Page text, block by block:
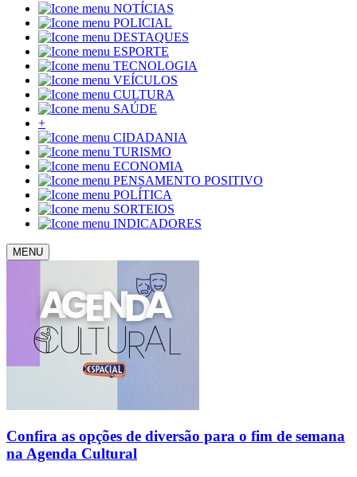
NOTÍCIAS
POLICIAL
DESTAQUES
ESPORTE
TECNOLOGIA
VEÍCULOS
CULTURA
SAÚDE
+
CIDADANIA
TURISMO
ECONOMIA
PENSAMENTO POSITIVO
POLÍTICA
SORTEIOS
INDICADORES
MENU
Confira as opções de diversão para o fim de semana
na Agenda Cultural